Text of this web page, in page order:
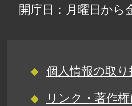
開庁日：月曜日から
個人情報の取り
リンク・著作